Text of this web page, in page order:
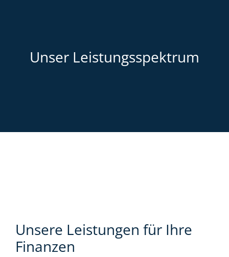
Unser Leistungsspektrum
Unsere Leistungen für Ihre
Finanzen